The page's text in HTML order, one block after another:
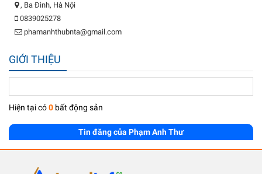
, Ba Đình, Hà Nội
0839025278
phamanhthubnta@gmail.com
GIỚI THIỆU
Hiện tại có0 bất động sản
Tin đăng của Phạm Anh Thư